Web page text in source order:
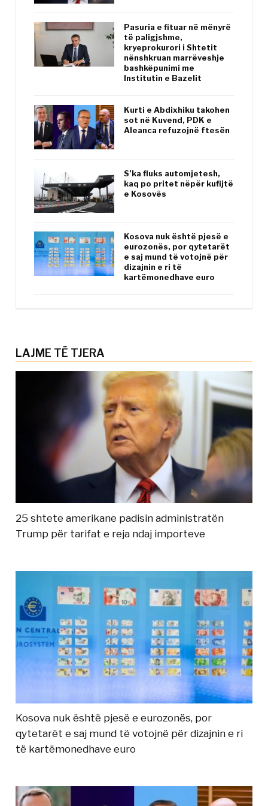
Pasuria e fituar në mënyrë
të paligjshme,
kryeprokurori i Shtetit
nënshkruan marrëveshje
bashkëpunimi me
Institutin e Bazelit
Kurti e Abdixhiku takohen
sot në Kuvend, PDK e
Aleanca refuzojnë ftesën
S’ka fluks automjetesh,
kaq po pritet nëpër kufijtë
e Kosovës
Kosova nuk është pjesë e
eurozonës, por qytetarët
e saj mund të votojnë për
dizajnin e ri të
kartëmonedhave euro
LAJME TË TJERA
25 shtete amerikane padisin administratën
Trump për tarifat e reja ndaj importeve
Kosova nuk është pjesë e eurozonës, por
qytetarët e saj mund të votojnë për dizajnin e ri
të kartëmonedhave euro